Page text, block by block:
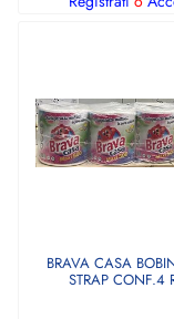
BRAVA CASA
STRAP CONF.4